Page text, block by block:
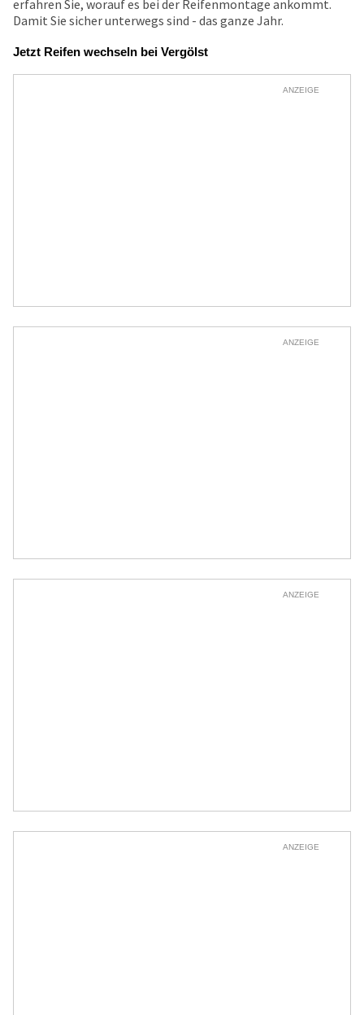
erfahren Sie, worauf es bei der Reifenmontage ankommt.
Damit Sie sicher unterwegs sind - das ganze Jahr.
Jetzt Reifen wechseln bei Vergölst
ANZEIGE
ANZEIGE
ANZEIGE
ANZEIGE